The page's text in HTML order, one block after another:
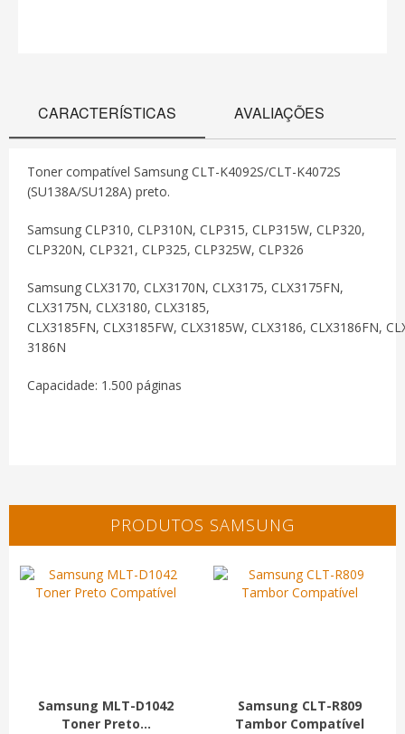
CARACTERÍSTICAS AVALIAÇÕES
Toner compatível Samsung CLT-K4092S/CLT-K4072S
(SU138A/SU128A) preto.
Samsung CLP310, CLP310N, CLP315, CLP315W, CLP320,
CLP320N, CLP321, CLP325, CLP325W, CLP326
Samsung CLX3170, CLX3170N, CLX3175, CLX3175FN,
CLX3175N, CLX3180, CLX3185,
CLX3185FN, CLX3185FW, CLX3185W, CLX3186, CLX3186FN,
3186N
Capacidade: 1.500 páginas
PRODUTOS SAMSUNG
Samsung MLT-D1042
Toner Preto...
Samsung CLT-R809
Tambor Compatível